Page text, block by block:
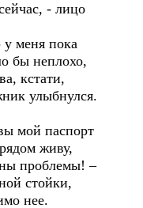
- лицо
меня пока
бы неплохо,
кстати,
улыбнулся.
мой паспорт
живу,
проблемы! –
стойки,
нее.